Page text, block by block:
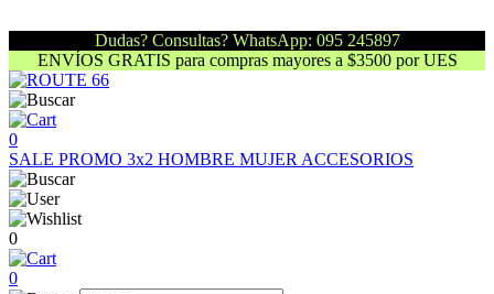
Dudas? Consultas? WhatsApp: 095 245897
ENVÍOS GRATIS para compras mayores a $3500 por UES
0
SALE PROMO 3x2 HOMBRE MUJER ACCESORIOS
0
0